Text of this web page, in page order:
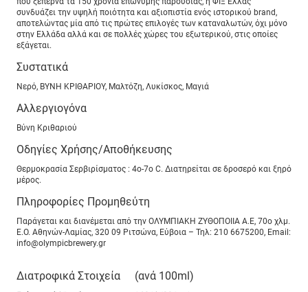
συνδυάζει την υψηλή ποιότητα και αξιοπιστία ενός ιστορικού brand,
αποτελώντας μία από τις πρώτες επιλογές των καταναλωτών, όχι μόνο
στην Ελλάδα αλλά και σε πολλές χώρες του εξωτερικού, στις οποίες
εξάγεται.
Συστατικά
Νερό, ΒΥΝΗ ΚΡΙΘΑΡΙΟΥ, Μαλτόζη, Λυκίσκος, Μαγιά
Αλλεργιογόνα
Βύνη Kριθαριού
Οδηγίες Χρήσης/Αποθήκευσης
Θερμοκρασία Σερβιρίσματος : 4o-7o C. Διατηρείται σε δροσερό και ξηρό
μέρος.
Πληροφορίες Προμηθεύτη
Παράγεται και διανέμεται από την ΟΛΥΜΠΙΑΚΗ ΖΥΘΟΠΟΙΙΑ Α.Ε, 70ο χλμ.
Ε.Ο. Αθηνών-Λαμίας, 320 09 Ριτσώνα, Εύβοια – Τηλ: 210 6675200, Email:
info@olympicbrewery.gr
Διατροφικά Στοιχεία (ανά 100ml)